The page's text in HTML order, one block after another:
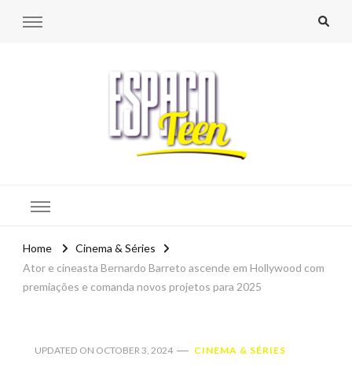
Home
Cinema & Séries
Ator e cineasta Bernardo Barreto ascende em Hollywood com
premiações e comanda novos projetos para 2025
UPDATED ON OCTOBER 3, 2024 CINEMA & SÉRIES